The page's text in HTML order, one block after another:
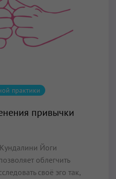
практики
привычки
Йоги
облегчить
своё эго так,